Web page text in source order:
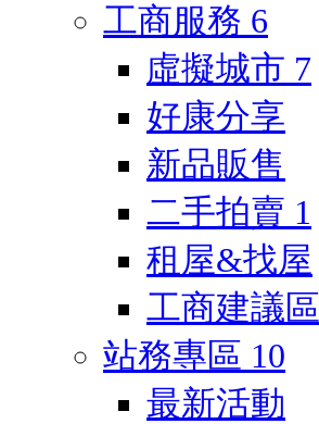
工商服務 6
虛擬城市 7
好康分享
新品販售
二手拍賣 1
租屋&找屋
工商建議區
站務專區 10
最新活動